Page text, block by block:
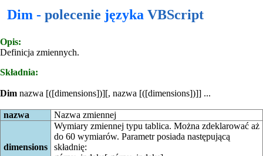
Dim - polecenie języka VBScript
Opis:
Definicja zmiennych.
Składnia:
Dim nazwa [([dimensions])][, nazwa [([dimensions])]] ...
nazwa Nazwa zmiennej
dimensions
Wymiary zmiennej typu tablica. Można zdeklarować aż
do 60 wymiarów. Parametr posiada następującą
składnię: